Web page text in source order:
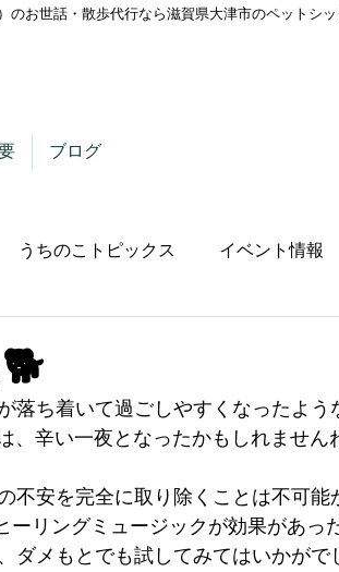
お世話・散歩代行なら滋賀県大津市のペットシ
ブログ
うちのこトピックス イベント情報
落ち着いて過ごしやすくなったよう
辛い一夜となったかもしれません
不安を完全に取り除くことは不可能
ーリングミュージックが効果があっ
ダメもとでも試してみてはいかがで